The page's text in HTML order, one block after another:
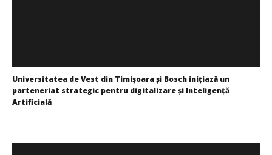
Universitatea de Vest din Timișoara și Bosch inițiază un
parteneriat strategic pentru digitalizare și Inteligență
Artificială